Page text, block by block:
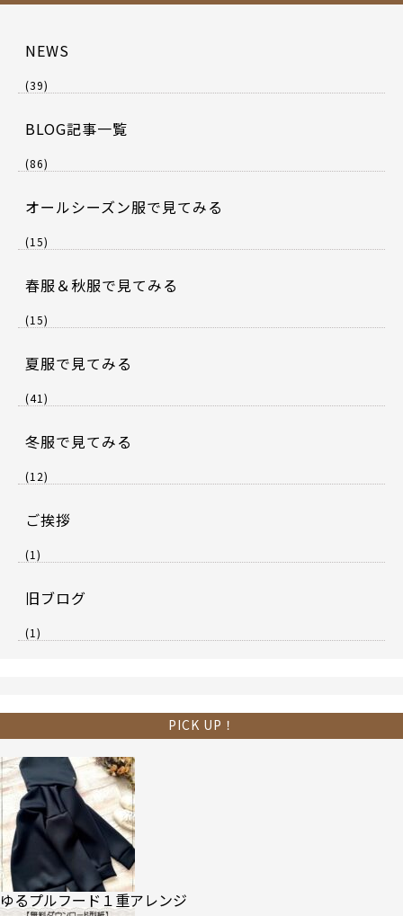
NEWS
(39)
BLOG記事一覧
(86)
オールシーズン服で見てみる
(15)
春服＆秋服で見てみる
(15)
夏服で見てみる
(41)
冬服で見てみる
(12)
ご挨拶
(1)
旧ブログ
(1)
PICK UP！
ゆるプルフード１重アレンジ